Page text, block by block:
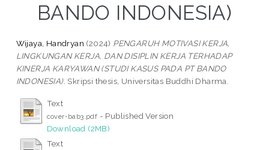
BANDO INDONESIA)
Wijaya, Handryan (2024) PENGARUH MOTIVASI KERJA,
LINGKUNGAN KERJA, DAN DISIPLIN KERJA TERHADAP
KINERJA KARYAWAN (STUDI KASUS PADA PT BANDO
INDONESIA). Skripsi thesis, Universitas Buddhi Dharma.
Text
cover-bab3.pdf - Published Version
Download (2MB)
Text